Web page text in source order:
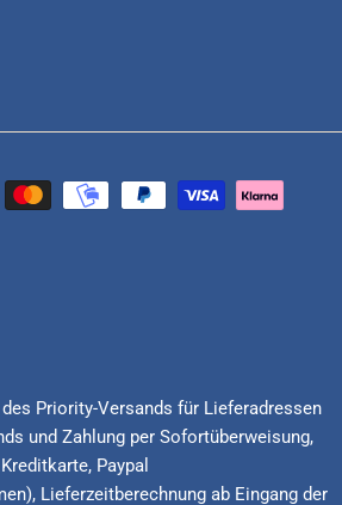
Priority-Versands für Lieferadressen
und Zahlung per Sofortüberweisung,
Kreditkarte, Paypal
Lieferzeitberechnung ab Eingang der